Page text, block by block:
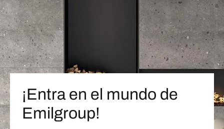
¡Entra en el mundo de
Emilgroup!